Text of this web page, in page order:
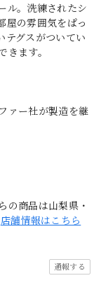
ル。洗練されたシ
屋の雰囲気をぱっ
テグスがついてい
ます。
ァー社が製造を継
の商品は山梨県・
店舗情報はこちら
通報する